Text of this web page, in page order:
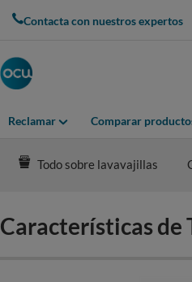
Contacta con nuestros expertos
Reclamar Comparar
Todo sobre lavavajillas
Características de